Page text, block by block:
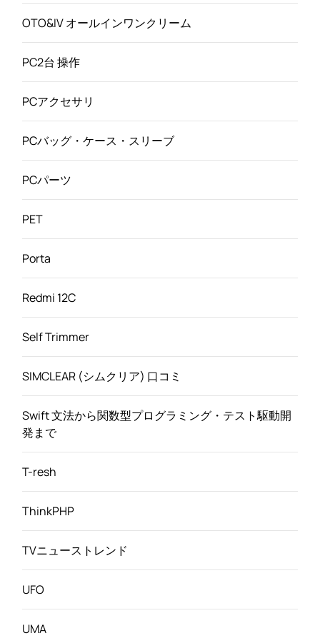
OTO&IV オールインワンクリーム
PC2台 操作
PCアクセサリ
PCバッグ・ケース・スリーブ
PCパーツ
PET
Porta
Redmi 12C
Self Trimmer
SIMCLEAR (シムクリア) 口コミ
Swift 文法から関数型プログラミング・テスト駆動開
発まで
T-resh
ThinkPHP
TVニューストレンド
UFO
UMA